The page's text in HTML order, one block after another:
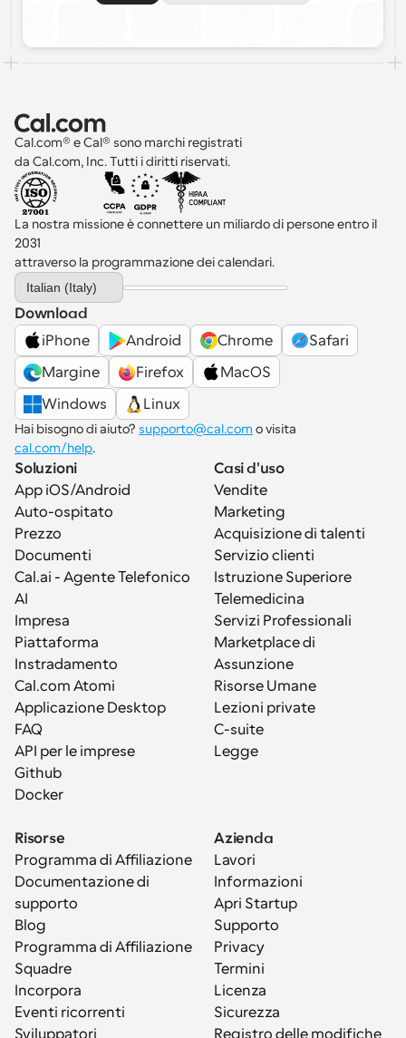
Cal.com® e Cal® sono marchi registrati
da Cal.com, Inc. Tutti i diritti riservati.
La nostra missione è connettere un miliardo di persone entro il
2031
attraverso la programmazione dei calendari.
Select Language
Italian (Italy)
Download
iPhone
Android Chrome
Safari
Margine
Firefox
MacOS
Windows
Linux
Hai bisogno di aiuto? supporto@cal.com
cal.com/help.
Soluzioni
App iOS/Android
Auto-ospitato
Prezzo
Documenti
Cal.ai - Agente Telefonico
AI
Impresa
Piattaforma
Instradamento
Cal.com Atomi
Applicazione Desktop
FAQ
API per le imprese
Github
Docker
Casi d'uso
Vendite
Marketing
Acquisizione di talenti
Servizio clienti
Istruzione Superiore
Telemedicina
Servizi Professionali
Marketplace di
Assunzione
Risorse Umane
Lezioni private
C-suite
Legge
Risorse
Programma di Affiliazione
Documentazione di
supporto
Blog
Programma di Affiliazione
Squadre
Incorpora
Eventi ricorrenti
Sviluppatori
Azienda
Lavori
Informazioni
Apri Startup
Supporto
Privacy
Termini
Licenza
Sicurezza
Registro delle modifiche